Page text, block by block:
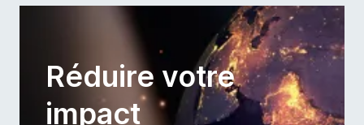
Réduire votre
impact